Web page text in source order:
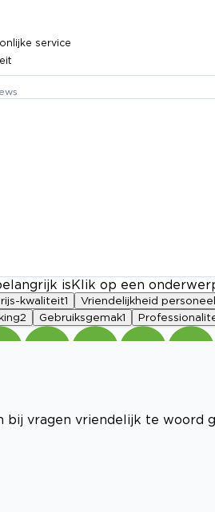
service
is Klik op een
kwaliteit1 Vriendelijkheid personeel
2 Gebruiksgemak1
bij vragen vriendelijk te woord